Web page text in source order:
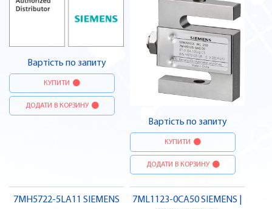
Вартість по запиту
КУПИТИ
ДОДАТИ В КОРЗИНУ
Вартість по запиту
КУПИТИ
ДОДАТИ В КОРЗИНУ
7MH5722-5LA11 SIEMENS
7ML1123-0CA50 SIEMENS |